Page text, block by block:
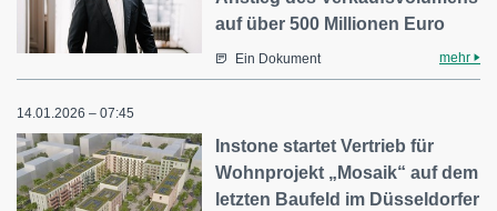
auf über 500 Millionen Euro
Ein Dokument mehr
14.01.2026 – 07:45
Instone startet Vertrieb für
Wohnprojekt „Mosaik“ auf dem
letzten Baufeld im Düsseldorfer